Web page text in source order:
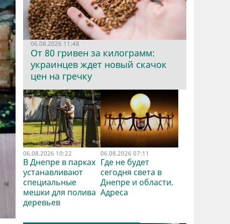
06.08.2026 11:48
От 80 гривен за килограмм:
украинцев ждет новый скачок
цен на гречку
06.08.2026 10:22
В Днепре в парках
устанавливают
специальные
мешки для полива
деревьев
06.08.2026 07:11
Где не будет
сегодня света в
Днепре и области.
Адреса